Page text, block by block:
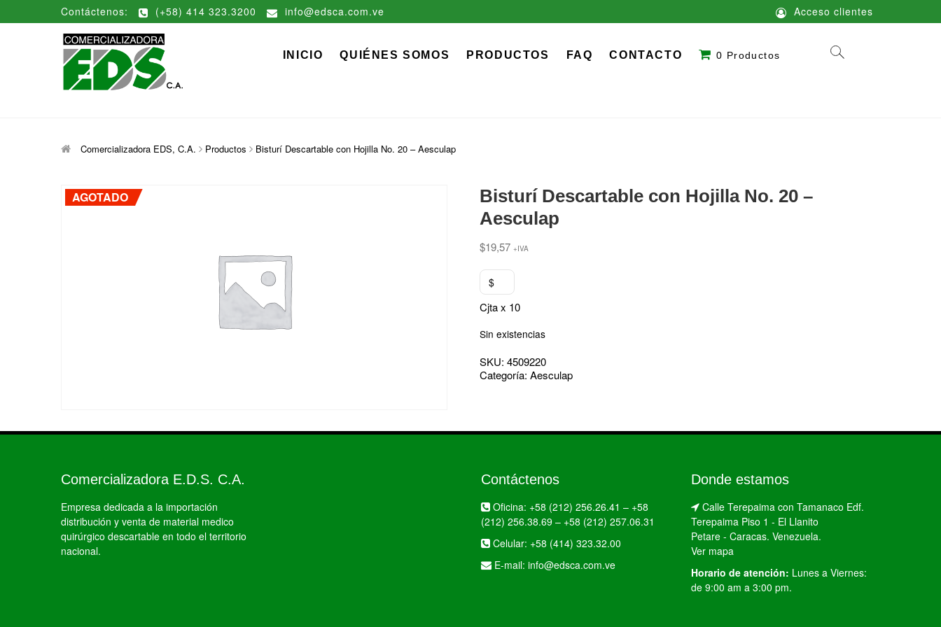
Contáctenos: (+58) 414 323.3200 info@edsca.com.ve Acceso clientes
Comercializadora EDS, C.A.
INICIO QUIÉNES SOMOS PRODUCTOS FAQ CONTACTO 0 Productos
Comercializadora EDS, C.A. Productos Bisturí Descartable con Hojilla No. 20 – Aesculap
AGOTADO
Bisturí Descartable con Hojilla No. 20 –
Aesculap
$19,57 +IVA
$
Cjta x 10
Sin existencias
SKU: 4509220
Categoría: Aesculap
Comercializadora E.D.S. C.A.
Empresa dedicada a la importación
distribución y venta de material medico
quirúrgico descartable en todo el territorio
nacional.
Contáctenos
Oficina: +58 (212) 256.26.41 – +58
(212) 256.38.69 – +58 (212) 257.06.31
Celular: +58 (414) 323.32.00
E-mail: info@edsca.com.ve
Donde estamos
Calle Terepaima con Tamanaco Edf.
Terepaima Piso 1 - El Llanito
Petare - Caracas. Venezuela.
Ver mapa
Horario de atención: Lunes a Viernes:
de 9:00 am a 3:00 pm.